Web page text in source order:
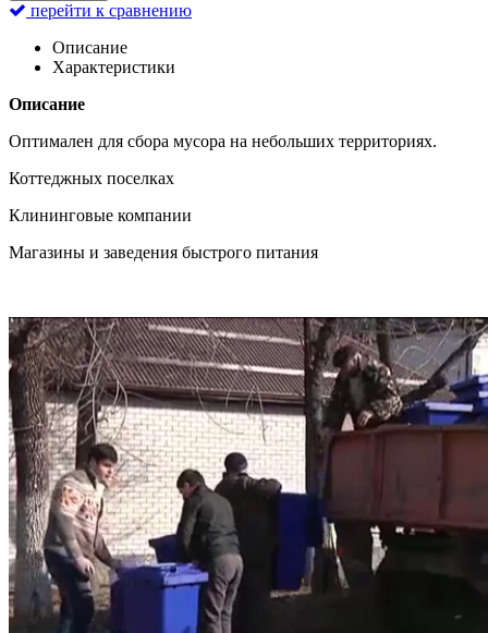
перейти к сравнению
Описание
Характеристики
Описание
Оптимален для сбора мусора на небольших территориях.
Коттеджных поселках
Клининговые компании
Магазины и заведения быстрого питания